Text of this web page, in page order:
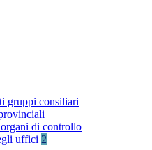
gruppi consiliari
di controllo
uffici 2